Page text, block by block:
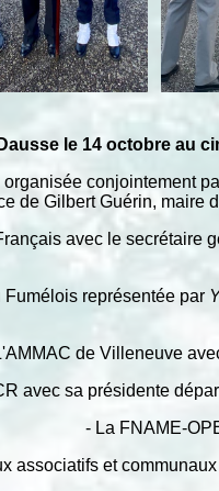
le 14 octobre au
organisée conjointement
de Gilbert Guérin, maire
avec le secrétaire
Fumélois représentée par
de Villeneuve
avec sa présidente
- La FNAME-
associatifs et